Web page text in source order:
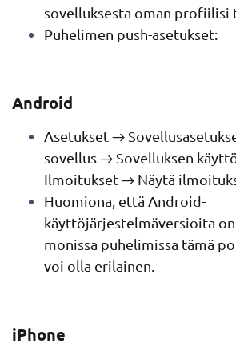
sovelluksesta oman profiilisi
Puhelimen push-asetukset:
Android
Asetukset→
sovellus→ Sovelluksen
Ilmoitukset→ Näytä
Huomiona, että Android-
käyttöjärjestelmäversioita
monissa puhelimissa tämä
voi olla erilainen.
iPhone